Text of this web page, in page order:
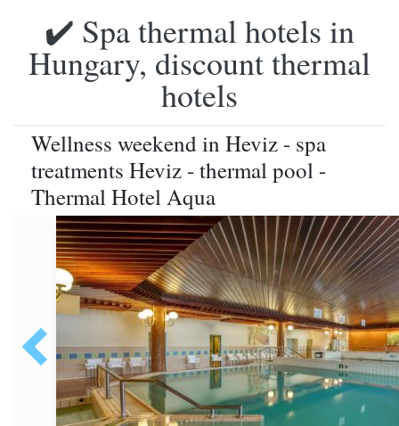
✔️ Spa thermal hotels in
Hungary, discount thermal
hotels
Wellness weekend in Heviz - spa
treatments Heviz - thermal pool -
Thermal Hotel Aqua